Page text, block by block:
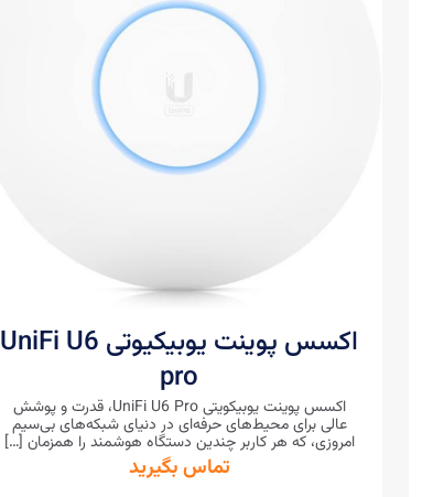
اکسس پوینت یوبیکیوتی UniFi U6
pro
اکسس پوینت یوبیکویتی UniFi U6 Pro، قدرت و پوشش
عالی برای محیط‌های حرفه‌ای در دنیای شبکه‌های بی‌سیم
امروزی، که هر کاربر چندین دستگاه هوشمند را همزمان […]
تماس بگیرید